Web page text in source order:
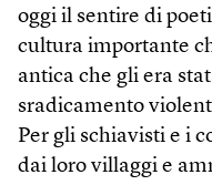
oggi il sentire di
cultura importante
antica che gli era
sradicamento
Per gli schiavisti e i
dai loro villaggi e